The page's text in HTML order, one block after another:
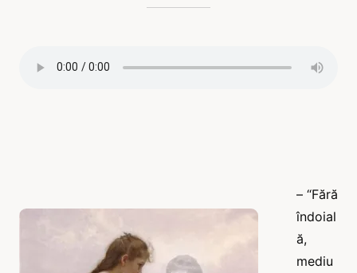
– “Fără
îndoial
ă,
mediu